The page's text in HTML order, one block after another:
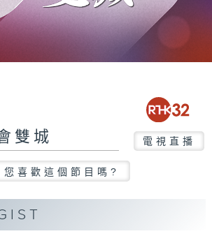
雙城 電視直播
您喜歡這個節目嗎?